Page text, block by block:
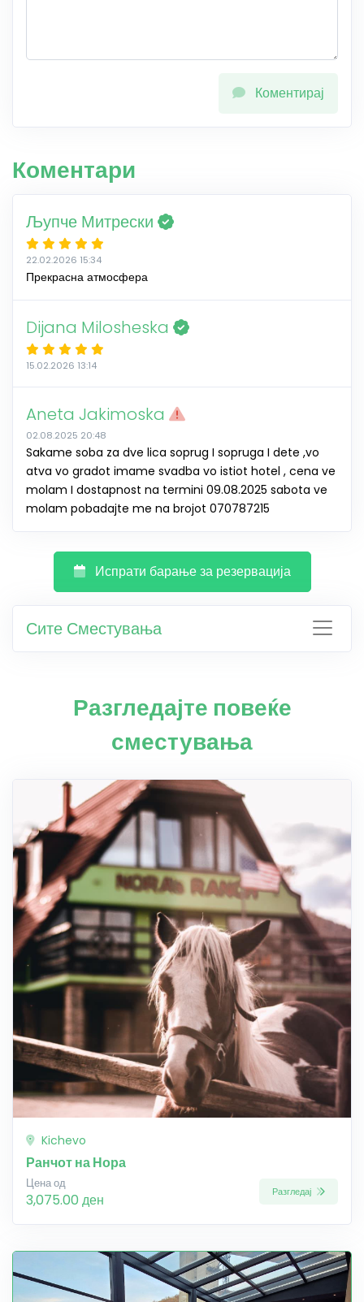
Коментирај
Коментари
Љупче Митрески
22.02.2026 15:34
Прекрасна атмосфера
Dijana Milosheska
15.02.2026 13:14
Aneta Jakimoska
02.08.2025 20:48
Sakame soba za dve lica soprug I sopruga I dete ,vo
atva vo gradot imame svadba vo istiot hotel , cena ve
molam I dostapnost na termini 09.08.2025 sabota ve
molam pobadajte me na brojot 070787215
Испрати барање за резервација
Сите Сместувања
Разгледајте повеќе
сместувања
Kichevo
Ранчот на Нора
Цена од
3,075.00 ден Разгледај